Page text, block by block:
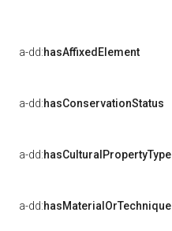
a-dd:hasAffixedElement
a-dd:hasConservationStatus
a-dd:hasCulturalPropertyType
a-dd:hasMaterialOrTechnique